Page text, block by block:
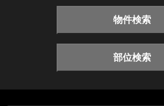
物件検索
部位検索